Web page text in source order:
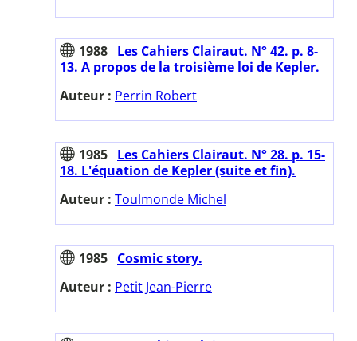
1988 Les Cahiers Clairaut. N° 42. p. 8-
13. A propos de la troisième loi de Kepler.
Auteur : Perrin Robert
1985 Les Cahiers Clairaut. N° 28. p. 15-
18. L'équation de Kepler (suite et fin).
Auteur : Toulmonde Michel
1985 Cosmic story.
Auteur : Petit Jean-Pierre